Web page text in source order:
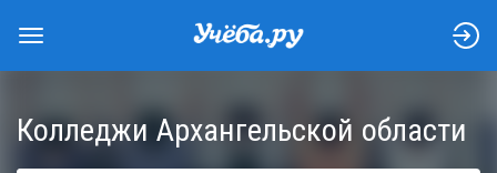
Колледжи Архангельской области